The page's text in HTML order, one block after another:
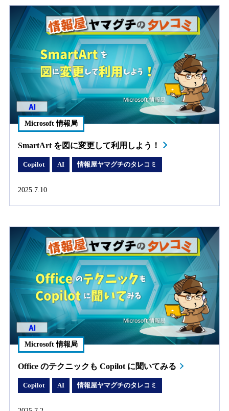
Microsoft 情報局
SmartArt を図に変更して利用しよう！
Copilot AI 情報屋ヤマグチのタレコミ
2025.7.10
Microsoft 情報局
Office のテクニックも Copilot に聞いてみる
Copilot AI 情報屋ヤマグチのタレコミ